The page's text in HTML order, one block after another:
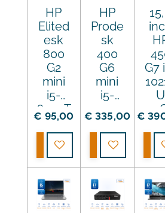
n
HP
Elited
esk
800
G2
mini
i5-
6500T
3.1GH
z 8GB
DDR3
128GB
SSD
€ 95,00
Bekijk details
HP
Prode
sk
400
G6
mini
i5-
T
3.6GH
z
16GB
DDR4
256G
B SSD
€ 335,00
Bekijk details
G7
U
z
B
€